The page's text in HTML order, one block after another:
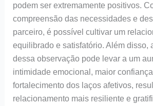
podem ser extremamente positivos.
compreensão das necessidades e
parceiro, é possível cultivar um
equilibrado e satisfatório. Além disso,
dessa observação pode levar a um
intimidade emocional, maior
fortalecimento dos laços afetivos,
relacionamento mais resiliente e